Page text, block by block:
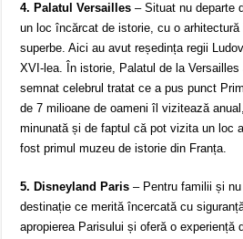
4. Palatul Versailles – Situat nu departe
un loc încărcat de istorie, cu o arhitectură
superbe. Aici au avut reședința regii
XVI-lea. În istorie, Palatul de la
semnat celebrul tratat ce a pus punct
de 7 milioane de oameni îl vizitează
minunată și de faptul că pot vizita un loc
fost primul muzeu de istorie din Franța.
5. Disneyland Paris – Pentru familii și
destinație ce merită încercată cu
apropierea Parisului și oferă o experiență